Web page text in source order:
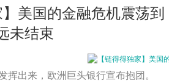
】美国的金融危机震荡到
未结束
出来，欧洲巨头银行宣布抱团。